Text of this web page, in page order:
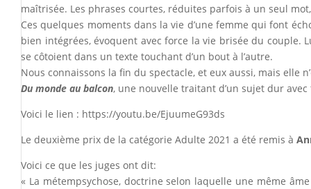
maîtrisée. Les phrases courtes, réduites parfois à un seul
Ces quelques moments dans la vie d’une femme qui font
bien intégrées, évoquent avec force la vie brisée du
se côtoient dans un texte touchant d’un bout à l’autre.
Nous connaissons la fin du spectacle, et eux aussi, mais elle
Du monde au balcon, une nouvelle traitant d’un sujet dur
Voici le lien : https://youtu.be/EjuumeG93ds
Le deuxième prix de la catégorie Adulte 2021 a été remis à
Voici ce que les juges ont dit:
« La métempsychose, doctrine selon laquelle une même